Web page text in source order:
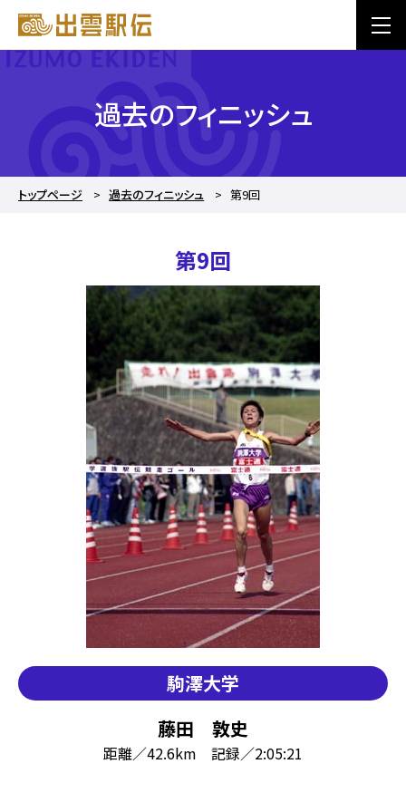
過去のフィニッシュ
トップページ 過去のフィニッシュ 第9回
第9回
駒澤大学
藤田 敦史
距離／42.6km 記録／2:05:21